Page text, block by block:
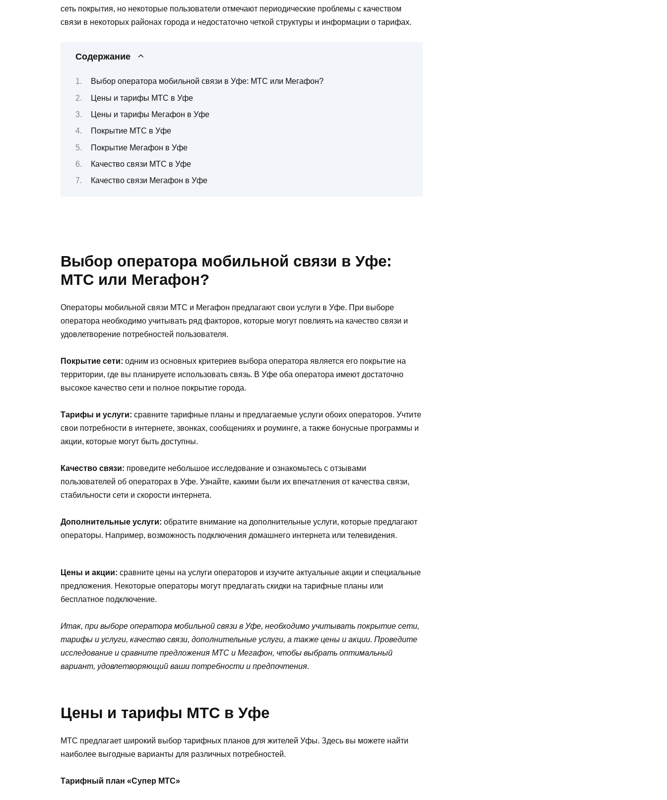
сеть покрытия, но некоторые пользователи отмечают периодические проблемы с качеством
связи в некоторых районах города и недостаточно четкой структуры и информации о тарифах.
Содержание
Выбор оператора мобильной связи в Уфе: МТС или Мегафон?
Цены и тарифы МТС в Уфе
Цены и тарифы Мегафон в Уфе
Покрытие МТС в Уфе
Покрытие Мегафон в Уфе
Качество связи МТС в Уфе
Качество связи Мегафон в Уфе
Выбор оператора мобильной связи в Уфе:
МТС или Мегафон?
Операторы мобильной связи МТС и Мегафон предлагают свои услуги в Уфе. При выборе
оператора необходимо учитывать ряд факторов, которые могут повлиять на качество связи и
удовлетворение потребностей пользователя.
Покрытие сети: одним из основных критериев выбора оператора является его покрытие на
территории, где вы планируете использовать связь. В Уфе оба оператора имеют достаточно
высокое качество сети и полное покрытие города.
Тарифы и услуги: сравните тарифные планы и предлагаемые услуги обоих операторов. Учтите
свои потребности в интернете, звонках, сообщениях и роуминге, а также бонусные программы и
акции, которые могут быть доступны.
Качество связи: проведите небольшое исследование и ознакомьтесь с отзывами
пользователей об операторах в Уфе. Узнайте, какими были их впечатления от качества связи,
стабильности сети и скорости интернета.
Дополнительные услуги: обратите внимание на дополнительные услуги, которые предлагают
операторы. Например, возможность подключения домашнего интернета или телевидения.
Цены и акции: сравните цены на услуги операторов и изучите актуальные акции и специальные
предложения. Некоторые операторы могут предлагать скидки на тарифные планы или
бесплатное подключение.
Итак, при выборе оператора мобильной связи в Уфе, необходимо учитывать покрытие сети,
тарифы и услуги, качество связи, дополнительные услуги, а также цены и акции. Проведите
исследование и сравните предложения МТС и Мегафон, чтобы выбрать оптимальный
вариант, удовлетворяющий ваши потребности и предпочтения.
Цены и тарифы МТС в Уфе
МТС предлагает широкий выбор тарифных планов для жителей Уфы. Здесь вы можете найти
наиболее выгодные варианты для различных потребностей.
Тарифный план «Супер МТС»